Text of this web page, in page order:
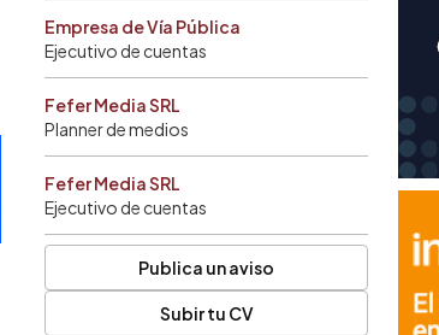
Empresa de Vía Pública
Ejecutivo de cuentas
Fefer Media SRL
Planner de medios
Fefer Media SRL
Ejecutivo de cuentas
Publica un aviso
Subir tu CV